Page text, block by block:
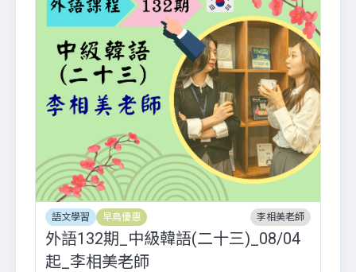
語文學習 早鳥優惠 李相美老師
外語132期_中級韓語(二十三)_08/04
起_李相美老師